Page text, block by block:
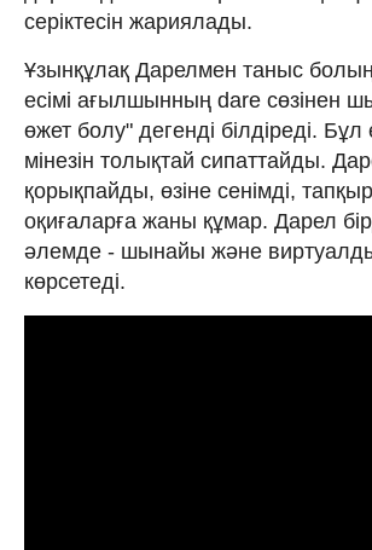
серіктесін жариялады.
Ұзынқұлақ Дарелмен таныс
есімі ағылшынның dare сөзінен
өжет болу" дегенді білдіреді.
мінезін толықтай сипаттайды.
қорықпайды, өзіне сенімді,
оқиғаларға жаны құмар. Дарел
әлемде - шынайы және
көрсетеді.